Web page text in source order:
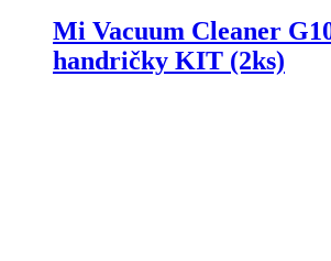
Mi Vacuum Cleaner
handričky KIT (2ks)